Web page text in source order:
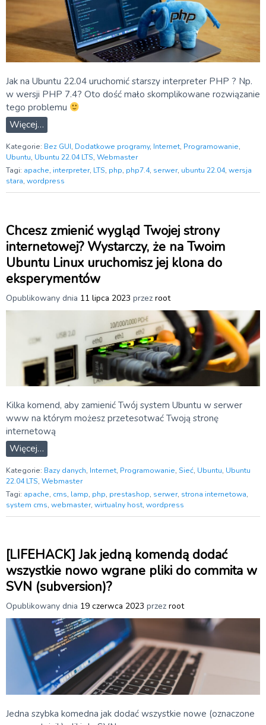
Jak na Ubuntu 22.04 uruchomić starszy interpreter PHP ? Np.
w wersji PHP 7.4? Oto dość mało skomplikowane rozwiązanie
tego problemu
Więcej…
Kategorie: Bez GUI, Dodatkowe programy, Internet, Programowanie,
Ubuntu, Ubuntu 22.04 LTS, Webmaster
Tagi: apache, interpreter, LTS, php, php7.4, serwer, ubuntu 22.04, wersja
stara, wordpress
Chcesz zmienić wygląd Twojej strony
internetowej? Wystarczy, że na Twoim
Ubuntu Linux uruchomisz jej klona do
eksperymentów
Opublikowany dnia 11 lipca 2023 przez root
Kilka komend, aby zamienić Twój system Ubuntu w serwer
www na którym możesz przetesotwać Twoją stronę
internetową
Więcej…
Kategorie: Bazy danych, Internet, Programowanie, Sieć, Ubuntu, Ubuntu
22.04 LTS, Webmaster
Tagi: apache, cms, lamp, php, prestashop, serwer, strona internetowa,
system cms, webmaster, wirtualny host, wordpress
[LIFEHACK] Jak jedną komendą dodać
wszystkie nowo wgrane pliki do commita w
SVN (subversion)?
Opublikowany dnia 19 czerwca 2023 przez root
Jedna szybka komedna jak dodać wszystkie nowe (oznaczone